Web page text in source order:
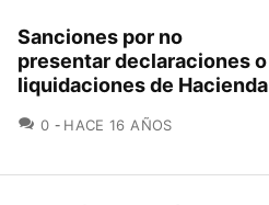
Sanciones por no
presentar declaraciones o
liquidaciones de Hacienda
0 COMENTARIOS
HACE 16 AÑOS